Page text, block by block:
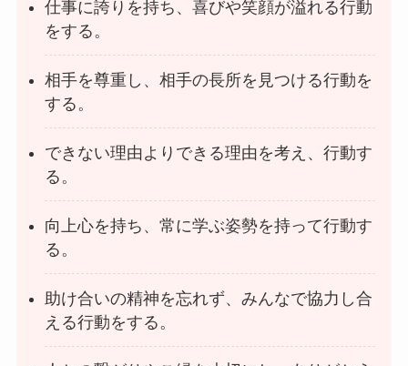
仕事に誇りを持ち、喜びや笑顔が溢れる行動
をする。
相手を尊重し、相手の長所を見つける行動を
する。
できない理由よりできる理由を考え、行動す
る。
向上心を持ち、常に学ぶ姿勢を持って行動す
る。
助け合いの精神を忘れず、みんなで協力し合
える行動をする。